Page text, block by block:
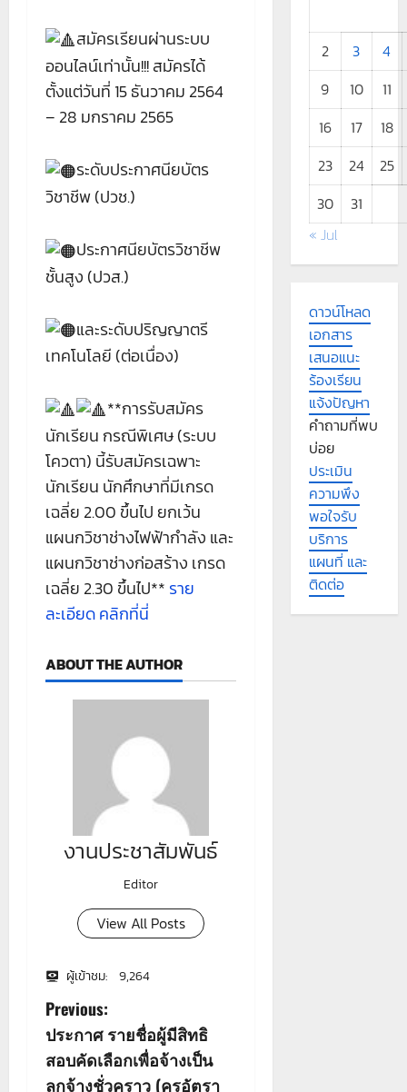
สมัครเรียนผ่านระบบ
ออนไลน์เท่านั้น!!! สมัครได้
ตั้งแต่วันที่ 15 ธันวาคม 2564
– 28 มกราคม 2565
ระดับประกาศนียบัตร
วิชาชีพ (ปวช.)
ประกาศนียบัตรวิชาชีพ
ชั้นสูง (ปวส.)
และระดับปริญญาตรี
เทคโนโลยี (ต่อเนื่อง)
**การรับสมัคร
นักเรียน กรณีพิเศษ (ระบบ
โควตา) นี้รับสมัครเฉพาะ
นักเรียน นักศึกษาที่มีเกรด
เฉลี่ย 2.00 ขึ้นไป ยกเว้น
แผนกวิชาช่างไฟฟ้ากำลัง และ
แผนกวิชาช่างก่อสร้าง เกรด
เฉลี่ย 2.30 ขึ้นไป** ราย
ละเอียด คลิกที่นี่
ABOUT THE AUTHOR
งานประชาสัมพันธ์
Editor
View All Posts
ผู้เข้าชม: 9,264
P
o
Previous:
ประกาศ รายชื่อผู้มีสิทธิ
สอบคัดเลือกเพื่อจ้างเป็น
ลูกจ้างชั่วคราว (ครูอัตรา
2 3
4
9
10
11
16
17
18
23
24
25
30
31
« Jul
ดาวน์โหลด
เอกสาร
เสนอแนะ
ร้องเรียน
แจ้งปัญหา
คำถามที่พบ
บ่อย
ประเมิน
ความพึง
พอใจรับ
บริการ
แผนที่ และ
ติดต่อ